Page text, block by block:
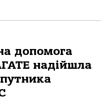
допомога
надійшла